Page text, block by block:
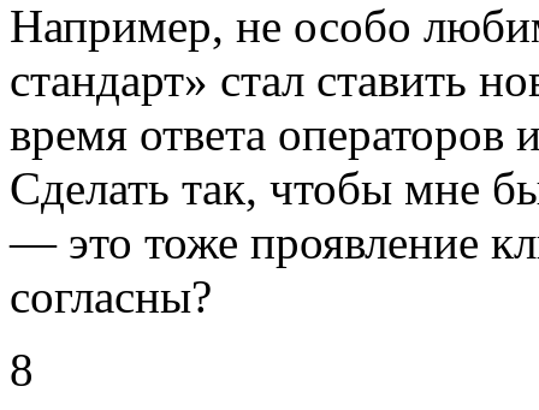
Например, не особо
стандарт» стал ставить
время ответа
Сделать так, чтобы мне
— это тоже проявление
согласны?
8